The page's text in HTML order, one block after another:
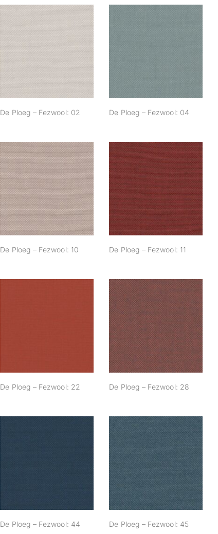
De Ploeg –
Fezwool: 02
De Ploeg – Fezwool: 02
De Ploeg –
Fezwool: 04
De Ploeg – Fezwool: 04
De Ploeg –
Fezwool: 10
De Ploeg – Fezwool: 10
De Ploeg –
Fezwool: 11
De Ploeg – Fezwool: 11
De Ploeg – Fezwool: 22
De Ploeg –
Fezwool: 28
De Ploeg – Fezwool: 28
De Ploeg – Fezwool: 44
De Ploeg –
Fezwool: 45
De Ploeg – Fezwool: 45